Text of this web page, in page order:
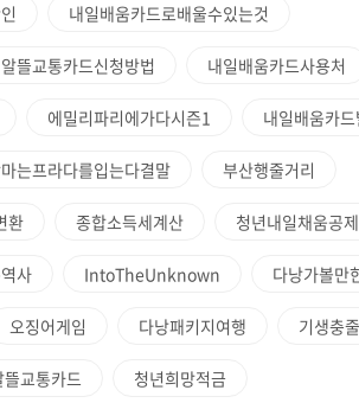
내일배움카드로배울수있는것
알뜰교통카드신청방법 내일배움카드사용처
에밀리파리에가다시즌1 내일배움카
는프라다를입는다결말 부산행줄거리
환 종합소득세계산 청년내일채움공
사 IntoTheUnknown 다낭가볼만
오징어게임 다낭패키지여행 기생충
뜰교통카드 청년희망적금